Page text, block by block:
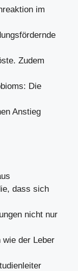
im
Zudem
Die
Anstieg
dass sich
nicht nur
wie der Leber